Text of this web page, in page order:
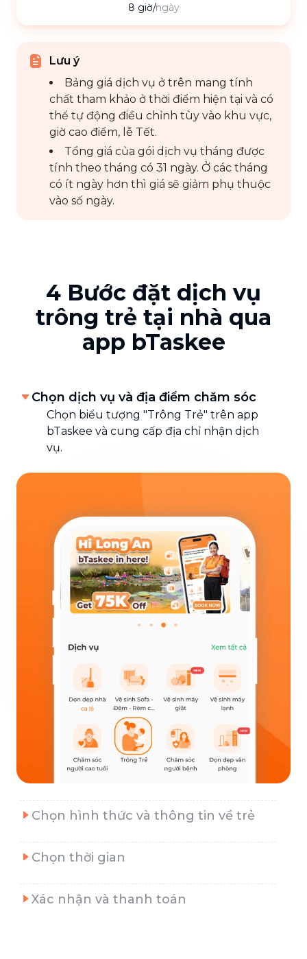
8 giờ/ngày
Lưu ý
Bảng giá dịch vụ ở trên mang tính
chất tham khảo ở thời điểm hiện tại và có
thể tự động điều chỉnh tùy vào khu vực,
giờ cao điểm, lễ Tết.
Tổng giá của gói dịch vụ tháng được
tính theo tháng có 31 ngày. Ở các tháng
có ít ngày hơn thì giá sẽ giảm phụ thuộc
vào số ngày.
4 Bước đặt dịch vụ
trông trẻ tại nhà qua
app bTaskee
Chọn dịch vụ và địa điểm chăm sóc
Chọn biểu tượng "Trông Trẻ" trên app
bTaskee và cung cấp địa chỉ nhận dịch
vụ.
Chọn hình thức và thông tin về trẻ
Chọn thời gian
Xác nhận và thanh toán